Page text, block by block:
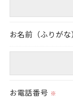
当社では、利用
個人情報を外
置をとり、適
お名前（ふりがな）
お電話番号 ※